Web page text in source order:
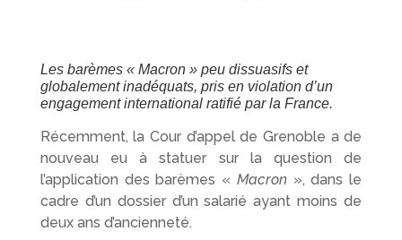
Les barèmes « Macron » peu dissuasifs et
globalement inadéquats, pris en violation d’un
engagement international ratifié par la France.
Récemment, la Cour d’appel de Grenoble a de
nouveau eu à statuer sur la question de
l’application des barèmes « Macron», dans le
cadre d’un dossier d’un salarié ayant moins de
deux ans d’ancienneté.